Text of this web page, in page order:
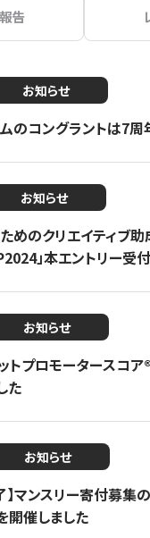
告
お知らせ
のコングラントは7周
お知らせ
めのクリエイティブ助
」本エントリー受
お知らせ
プロモータースコア
た
お知らせ
】マンスリー寄付募集
開催しました